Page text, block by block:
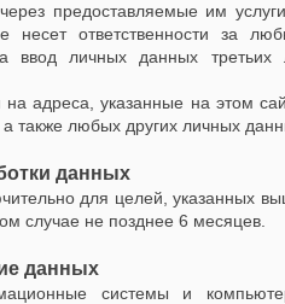
предоставляемые им
ответственности за
ввод личных данных
адреса, указанные на этом
также любых других личных
данных
для целей, указанных
случае не позднее 6 месяцев.
данных
системы и